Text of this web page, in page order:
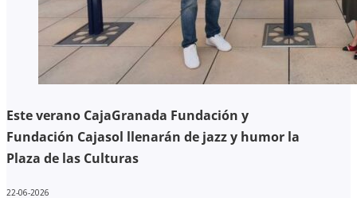
Este verano CajaGranada Fundación y
Fundación Cajasol llenarán de jazz y humor la
Plaza de las Culturas
22-06-2026